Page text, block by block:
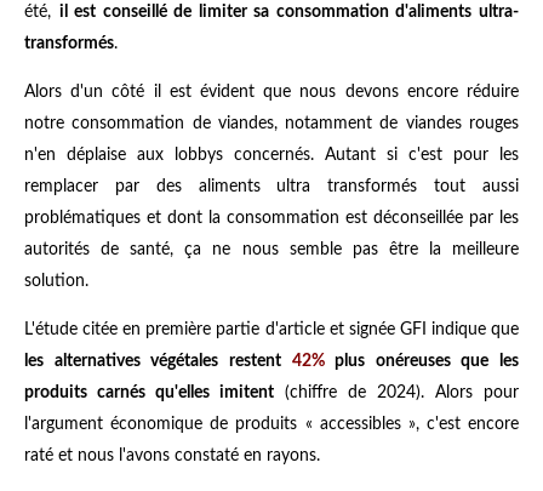
été, il est conseillé de limiter sa consommation d'aliments ultra-
transformés.
Alors d'un côté il est évident que nous devons encore réduire
notre consommation de viandes, notamment de viandes rouges
n'en déplaise aux lobbys concernés. Autant si c'est pour les
remplacer par des aliments ultra transformés tout aussi
problématiques et dont la consommation est déconseillée par les
autorités de santé, ça ne nous semble pas être la meilleure
solution.
L'étude citée en première partie d'article et signée GFI indique que
les alternatives végétales restent 42%plus onéreuses que les
produits carnés qu'elles imitent (chiffre de 2024). Alors pour
l'argument économique de produits « accessibles », c'est encore
raté et nous l'avons constaté en rayons.